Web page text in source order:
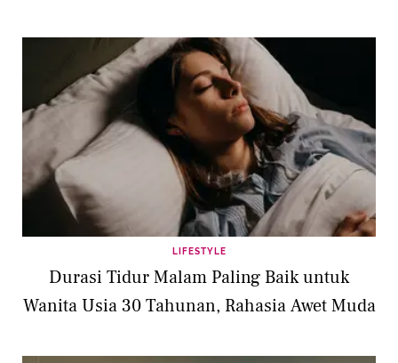
LIFESTYLE
Durasi Tidur Malam Paling Baik untuk
Wanita Usia 30 Tahunan, Rahasia Awet Muda